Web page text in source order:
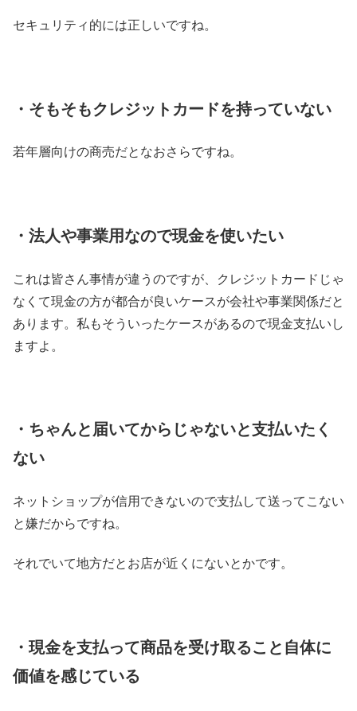
セキュリティ的には正しいですね。
・そもそもクレジットカードを持っていない
若年層向けの商売だとなおさらですね。
・法人や事業用なので現金を使いたい
これは皆さん事情が違うのですが、クレジットカードじゃ
なくて現金の方が都合が良いケースが会社や事業関係だと
あります。私もそういったケースがあるので現金支払いし
ますよ。
・ちゃんと届いてからじゃないと支払いたく
ない
ネットショップが信用できないので支払して送ってこない
と嫌だからですね。
それでいて地方だとお店が近くにないとかです。
・現金を支払って商品を受け取ること自体に
価値を感じている